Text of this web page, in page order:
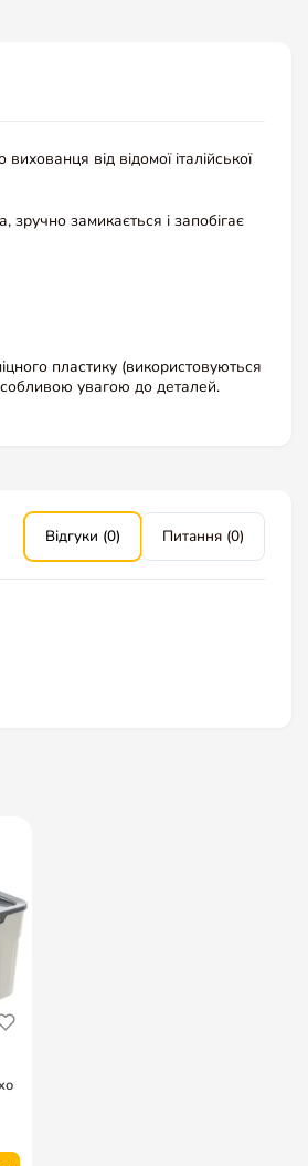
від відомої італійської
замикається і запобігає
пластику (використовуються
увагою до деталей.
Відгуки (0) Питання (0)